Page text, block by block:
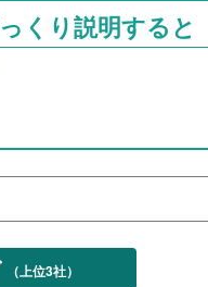
くり説明すると
（上位3社）